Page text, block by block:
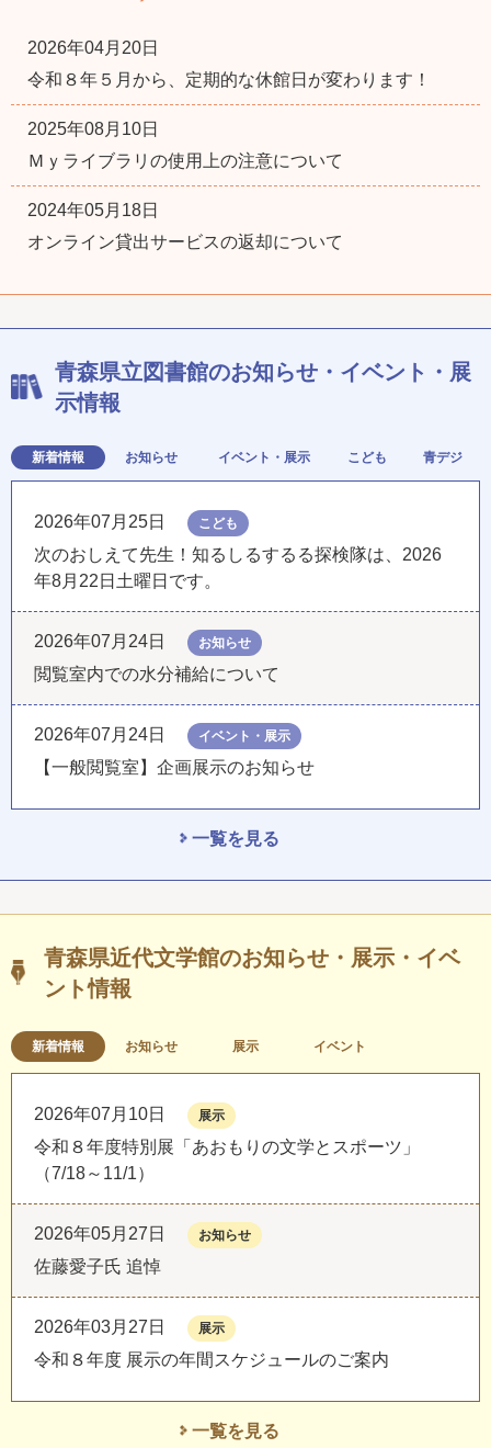
2026年04月20日
令和８年５月から、定期的な休館日が変わります！
2025年08月10日
Ｍｙライブラリの使用上の注意について
2024年05月18日
オンライン貸出サービスの返却について
青森県立図書館のお知らせ・イベント・展
示情報
新着情報 お知らせ イベント・展示 こども 青デジ
2026年07月25日 こども
次のおしえて先生！知るしるするる探検隊は、2026
年8月22日土曜日です。
2026年07月24日 お知らせ
閲覧室内での水分補給について
2026年07月24日 イベント・展示
【一般閲覧室】企画展示のお知らせ
一覧を見る
青森県近代文学館のお知らせ・展示・イベ
ント情報
新着情報 お知らせ 展示 イベント
2026年07月10日 展示
令和８年度特別展「あおもりの文学とスポーツ」
（7/18～11/1）
2026年05月27日 お知らせ
佐藤愛子氏 追悼
2026年03月27日 展示
令和８年度 展示の年間スケジュールのご案内
一覧を見る